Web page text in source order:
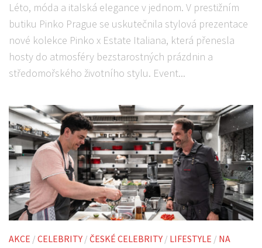
Léto, móda a italská elegance v jednom. V prestižním
butiku Pinko Prague se uskutečnila stylová prezentace
nové kolekce Pinko x Estate Italiana, která přenesla
hosty do atmosféry bezstarostných prázdnin a
středomořského životního stylu. Event...
AKCE / CELEBRITY / ČESKÉ CELEBRITY / LIFESTYLE / NA